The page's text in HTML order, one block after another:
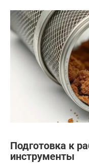
Подготовка к
инструменты